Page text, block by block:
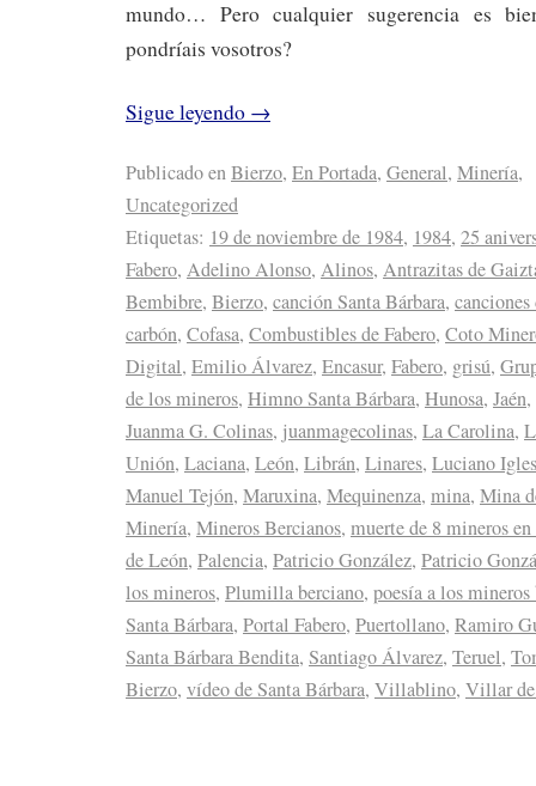
mundo… Pero cualquier sugerencia es
pondríais vosotros?
Sigue leyendo →
Publicado enBierzo, En Portada, General, Minería,
Uncategorized
Etiquetas: 19 de noviembre de 1984, 1984, 25
Fabero, Adelino Alonso, Alinos, Antrazitas de
Bembibre, Bierzo, canción Santa Bárbara, canciones
carbón, Cofasa, Combustibles de Fabero, Coto
Digital, Emilio Álvarez, Encasur, Fabero, grisú,
de los mineros, Himno Santa Bárbara, Hunosa, Jaén,
Juanma G. Colinas, juanmagecolinas, La Carolina,
Unión, Laciana, León, Librán, Linares, Luciano
Manuel Tejón, Maruxina, Mequinenza, mina, Mina
Minería, Mineros Bercianos, muerte de 8 mineros en
de León, Palencia, Patricio González, Patricio
los mineros, Plumilla berciano, poesía a los mineros
Santa Bárbara, Portal Fabero, Puertollano, Ramiro
Santa Bárbara Bendita, Santiago Álvarez, Teruel,
Bierzo, vídeo de Santa Bárbara, Villablino, Villar de